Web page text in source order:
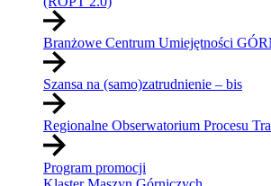
Branżowe Centrum Umiejętności
Szansa na (samo)zatrudnienie – bis
Regionalne Obserwatorium Procesu
Program promocji